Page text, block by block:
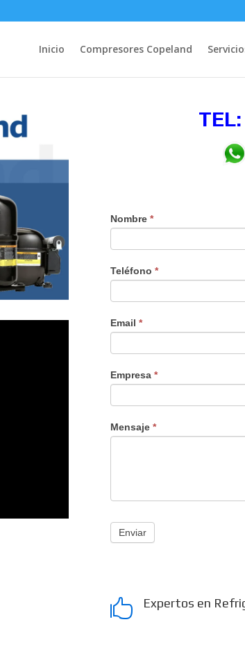
Inicio Compresores Copeland
Nombre *
Teléfono *
Email *
Empresa *
Mensaje *
Enviar
 Expertos en